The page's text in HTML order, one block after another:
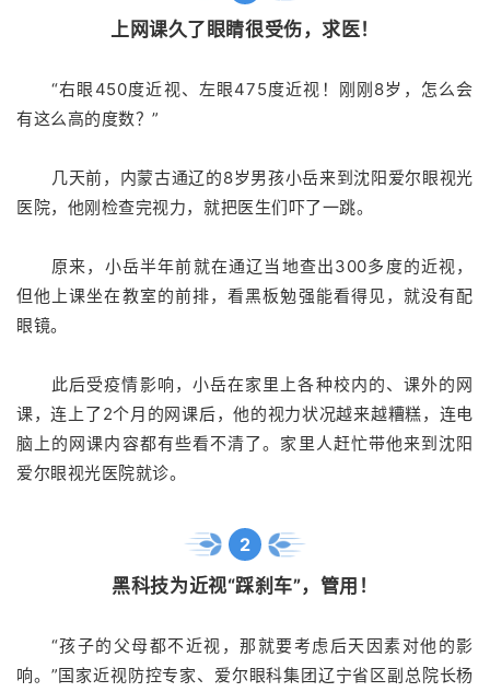
上网课久了眼睛很受伤，求医！
“右眼450度近视、左眼475度近视！刚刚8岁，怎么会
有这么高的度数？”
几天前，内蒙古通辽的8岁男孩小岳来到沈阳爱尔眼视光
医院，他刚检查完视力，就把医生们吓了一跳。
原来，小岳半年前就在通辽当地查出300多度的近视，
但他上课坐在教室的前排，看黑板勉强能看得见，就没有配
眼镜。
此后受疫情影响，小岳在家里上各种校内的、课外的网
课，连上了2个月的网课后，他的视力状况越来越糟糕，连电
脑上的网课内容都有些看不清了。家里人赶忙带他来到沈阳
爱尔眼视光医院就诊。
2
黑科技为近视“踩刹车”，管用！
“孩子的父母都不近视，那就要考虑后天因素对他的影
响。”国家近视防控专家、爱尔眼科集团辽宁省区副总院长杨